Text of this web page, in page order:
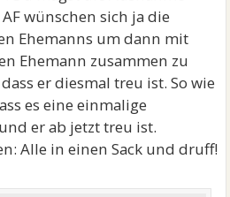
wünschen sich ja die
Ehemanns um dann mit
Ehemann zusammen zu
er diesmal treu ist. So wie
es eine einmalige
er ab jetzt treu ist.
Alle in einen Sack und druff!